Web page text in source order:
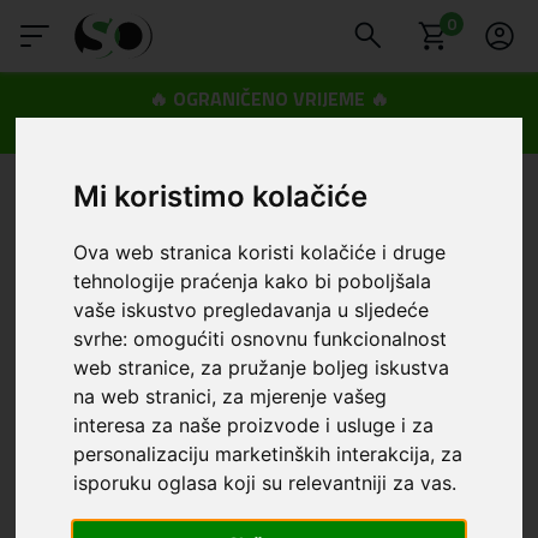
Mi koristimo kolačiće
Ova web stranica koristi kolačiće i druge
tehnologije praćenja kako bi poboljšala
vaše iskustvo pregledavanja u sljedeće
svrhe:omogućiti osnovnu funkcionalnost
web stranice, za pružanje boljeg iskustva
na web stranici, za mjerenje vašeg
interesa za naše proizvode i usluge i za
personalizaciju marketinških interakcija, za
isporuku oglasa koji su relevantniji za vas.
0
🔥 OGRANIČENO VRIJEME 🔥
Dostava u BOXNOW paketomate samo 0,99€😍